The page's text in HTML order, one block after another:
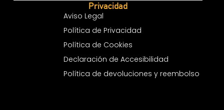
Privacidad
Aviso Legal
Política de Privacidad
Política de Cookies
Declaración de Accesibilidad
Política de devoluciones y reembolso